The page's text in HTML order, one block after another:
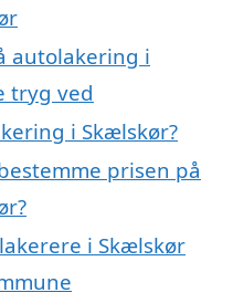
autolakering i
tryg ved
i Skælskør?
prisen på
i Skælskør